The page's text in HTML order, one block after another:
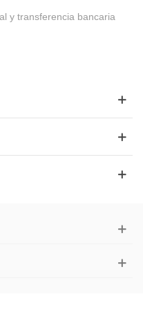
y transferencia bancaria